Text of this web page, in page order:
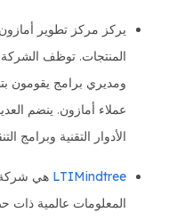
يركز مركز تطوير أمازون
المنتجات. توظف
ومديري برامج يقومون
عملاء أمازون. ينضم
الأدوار التقنية وبرامج
LTIMindtree هي شركة
المعلومات عالمية